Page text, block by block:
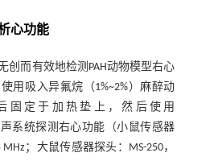
心功能
创而有效地检测PAH动物模型右心
用吸入异氟烷（1%~2%）麻醉动
固定于加热垫上，然后使用
声系统探测右心功能（小鼠传感器
；大鼠传感器探头：MS-250，